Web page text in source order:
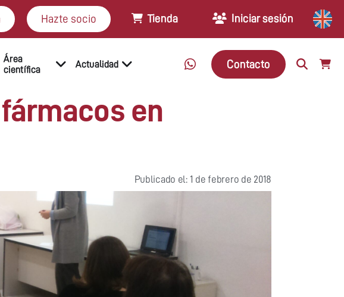
Hazte socio Tienda Iniciar sesión
Área
científica
Actualidad Contacto
en
Publicado el: 1 de febrero de 2018